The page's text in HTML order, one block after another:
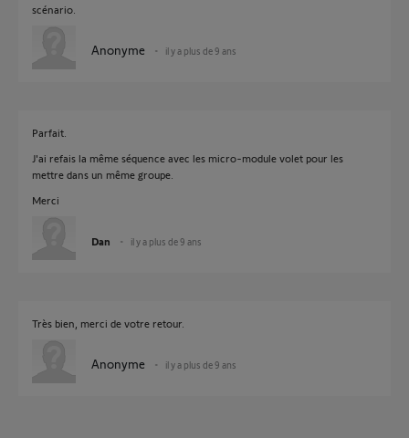
scénario.
Anonyme il y a plus de 9 ans
Parfait.
J'ai refais la même séquence avec les micro-module volet pour les
mettre dans un même groupe.
Merci
Dan il y a plus de 9 ans
Très bien, merci de votre retour.
Anonyme il y a plus de 9 ans